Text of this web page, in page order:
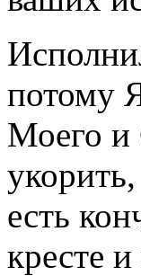
потому
Моего и
есть
кресте